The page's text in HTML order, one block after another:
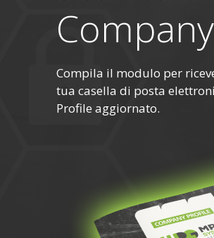
Compila il modulo per
tua casella di posta
Profile aggiornato.